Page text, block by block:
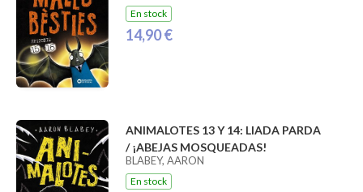
En stock
14,90 €
ANIMALOTES 13 Y 14: LIADA PARDA
/ ¡ABEJAS MOSQUEADAS!
BLABEY, AARON
En stock